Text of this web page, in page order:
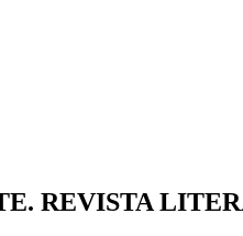
REVISTA